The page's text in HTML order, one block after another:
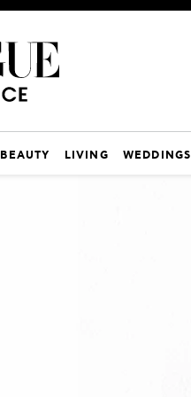
BEAUTY LIVING WEDDINGS